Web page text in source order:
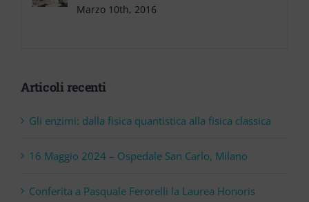
Marzo 10th, 2016
Articoli recenti
Gli enzimi: dalla fisica quantistica alla fisica classica
16 Maggio 2024 – Ospedale San Carlo, Milano
Conferita a Pasquale Ferorelli la Laurea Honoris